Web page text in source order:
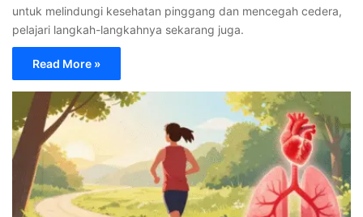
untuk melindungi kesehatan pinggang dan mencegah cedera,
pelajari langkah-langkahnya sekarang juga.
Read More »